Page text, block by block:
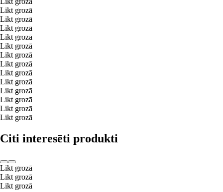
Likt grozā
Likt grozā
Likt grozā
Likt grozā
Likt grozā
Likt grozā
Likt grozā
Likt grozā
Likt grozā
Likt grozā
Likt grozā
Likt grozā
Likt grozā
Citi interesēti produkti
Likt grozā
Likt grozā
Likt grozā